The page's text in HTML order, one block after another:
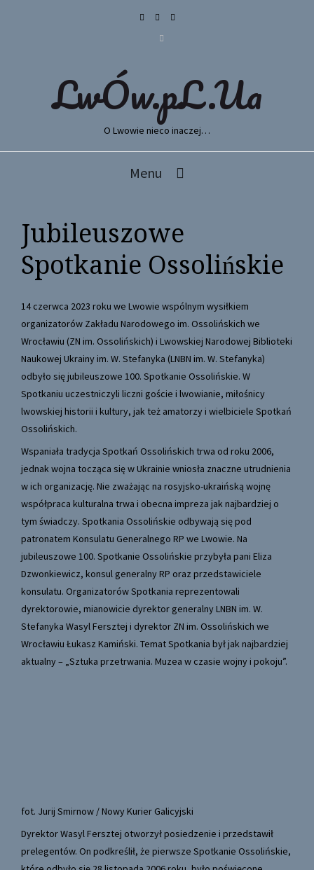
LwÓw.pL.Ua
O Lwowie nieco inaczej…
Menu
Jubileuszowe
Spotkanie Ossolińskie
14 czerwca 2023 roku we Lwowie wspólnym wysiłkiem
organizatorów Zakładu Narodowego im. Ossolińskich we
Wrocławiu (ZN im. Ossolińskich) i Lwowskiej Narodowej Biblioteki
Naukowej Ukrainy im. W. Stefanyka (LNBN im. W. Stefanyka)
odbyło się jubileuszowe 100. Spotkanie Ossolińskie. W
Spotkaniu uczestniczyli liczni goście i lwowianie, miłośnicy
lwowskiej historii i kultury, jak też amatorzy i wielbiciele Spotkań
Ossolińskich.
Wspaniała tradycja Spotkań Ossolińskich trwa od roku 2006,
jednak wojna tocząca się w Ukrainie wniosła znaczne utrudnienia
w ich organizację. Nie zważając na rosyjsko-ukraińską wojnę
współpraca kulturalna trwa i obecna impreza jak najbardziej o
tym świadczy. Spotkania Ossolińskie odbywają się pod
patronatem Konsulatu Generalnego RP we Lwowie. Na
jubileuszowe 100. Spotkanie Ossolińskie przybyła pani Eliza
Dzwonkiewicz, konsul generalny RP oraz przedstawiciele
konsulatu. Organizatorów Spotkania reprezentowali
dyrektorowie, mianowicie dyrektor generalny LNBN im. W.
Stefanyka Wasyl Fersztej i dyrektor ZN im. Ossolińskich we
Wrocławiu Łukasz Kamiński. Temat Spotkania był jak najbardziej
aktualny – „Sztuka przetrwania. Muzea w czasie wojny i pokoju”.
fot. Jurij Smirnow / Nowy Kurier Galicyjski
Dyrektor Wasyl Fersztej otworzył posiedzenie i przedstawił
prelegentów. On podkreślił, że pierwsze Spotkanie Ossolińskie,